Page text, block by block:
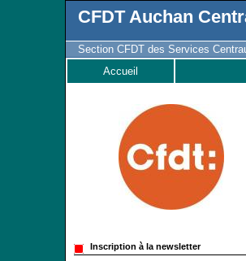
CFDT Auchan
Section CFDT des Services
Accueil
Inscription à la newsletter